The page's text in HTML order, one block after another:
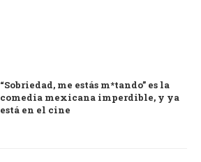
“Sobriedad, me estás m*tando” es la
comedia mexicana imperdible, y ya
está en el cine